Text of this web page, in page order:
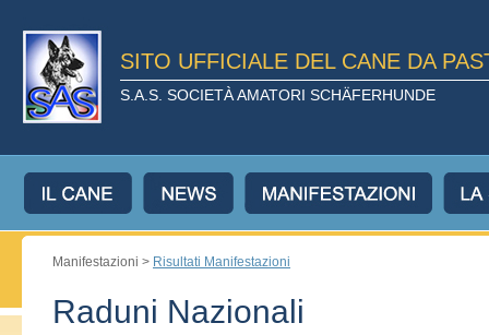
SITO UFFICIALE DEL CANE DA
S.A.S. SOCIETÀ AMATORI SCHÄFERHUNDE
Manifestazioni > Risultati Manifestazioni
Raduni Nazionali